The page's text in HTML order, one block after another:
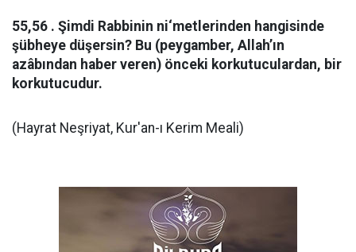
55,56 . Şimdi Rabbinin ni‘metlerinden hangisinde
şübheye düşersin? Bu (peygamber, Allah’ın
azâbından haber veren) önceki korkutuculardan, bir
korkutucudur.
(Hayrat Neşriyat, Kur'an-ı Kerim Meali)